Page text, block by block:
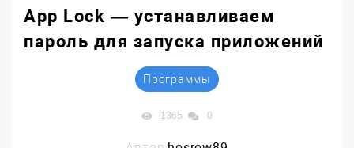
App Lock — устанавливаем
пароль для запуска приложений
Программы
1365 0